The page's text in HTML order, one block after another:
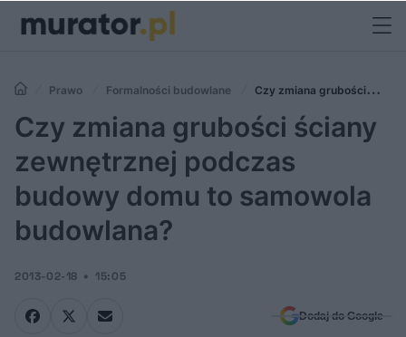
Prawo Formalności budowlane
Czy zmiana grubości
ściany zewnętrznej podczas budowy domu to samowola budowlana?
Czy zmiana grubości ściany
zewnętrznej podczas
budowy domu to samowola
budowlana?
2013-02-18 15:05
Dodaj do Google